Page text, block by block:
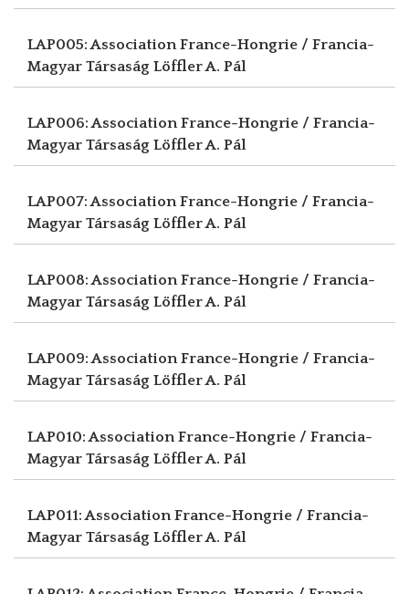
LAP005: Association France-Hongrie / Francia-
Magyar Társaság Löffler A. Pál
LAP006: Association France-Hongrie / Francia-
Magyar Társaság Löffler A. Pál
LAP007: Association France-Hongrie / Francia-
Magyar Társaság Löffler A. Pál
LAP008: Association France-Hongrie / Francia-
Magyar Társaság Löffler A. Pál
LAP009: Association France-Hongrie / Francia-
Magyar Társaság Löffler A. Pál
LAP010: Association France-Hongrie / Francia-
Magyar Társaság Löffler A. Pál
LAP011: Association France-Hongrie / Francia-
Magyar Társaság Löffler A. Pál